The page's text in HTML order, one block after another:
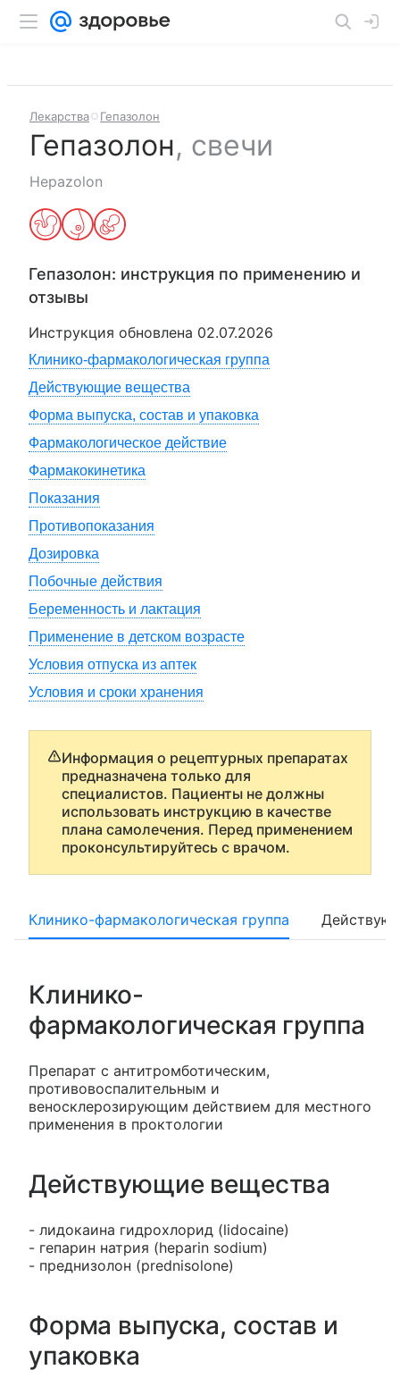
Лекарства Гепазолон
Гепазолон, свечи
Hepazolon
Гепазолон: инструкция по применению и
отзывы
Инструкция обновлена 02.07.2026
Клинико-фармакологическая группа
Действующие вещества
Форма выпуска, состав и упаковка
Фармакологическое действие
Фармакокинетика
Показания
Противопоказания
Дозировка
Побочные действия
Беременность и лактация
Применение в детском возрасте
Условия отпуска из аптек
Условия и сроки хранения
Информация о рецептурных препаратах
предназначена только для
специалистов. Пациенты не должны
использовать инструкцию в качестве
плана самолечения. Перед применением
проконсультируйтесь с врачом.
Клинико-фармакологическая группа
Клинико-
фармакологическая группа
Препарат с антитромботическим,
противовоспалительным и
веносклерозирующим действием для местного
применения в проктологии
Действующие вещества
- лидокаина гидрохлорид (lidocaine)
- гепарин натрия (heparin sodium)
- преднизолон (prednisolone)
Форма выпуска, состав и
упаковка